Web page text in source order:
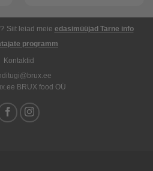
Siit leiad meie edasimüüjad Tarne info
programm
Kontaktid
BRUX food OÜ